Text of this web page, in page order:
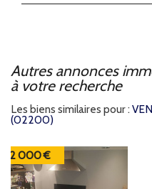
autres annonces immobilières correspondant
à votre recherche
Les biens similaires pour :
(02200)
185 000 €